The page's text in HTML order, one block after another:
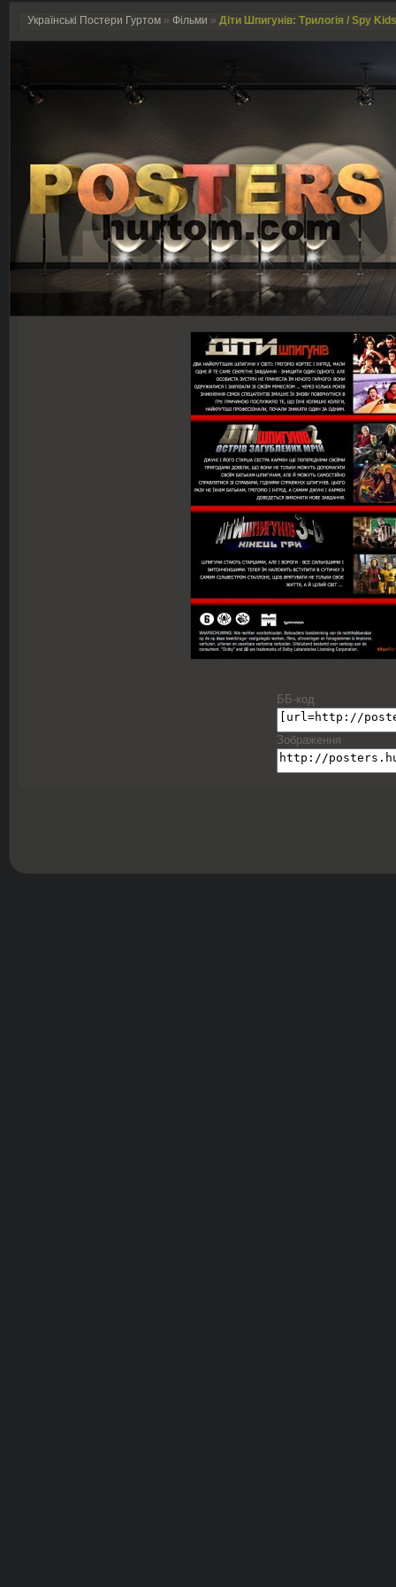
Українські Постери Гуртом » Фільми » Діти Шпигунів: Трилогія / Spy
ББ-код
Зображення